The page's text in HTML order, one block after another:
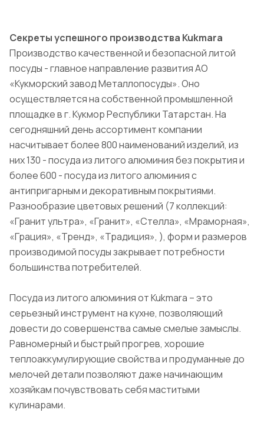
Секреты успешного производства Kukmara
Производство качественной и безопасной литой
посуды - главное направление развития АО
«Кукморский завод Металлопосуды». Оно
осуществляется на собственной промышленной
площадке в г. Кукмор Республики Татарстан. На
сегодняшний день ассортимент компании
насчитывает более 800 наименований изделий, из
них 130 - посуда из литого алюминия без покрытия и
более 600 - посуда из литого алюминия с
антипригарным и декоративным покрытиями.
Разнообразие цветовых решений (7 коллекций:
«Гранит ультра», «Гранит», «Стелла», «Мраморная»,
«Грация», «Тренд», «Традиция», ), форм и размеров
производимой посуды закрывает потребности
большинства потребителей.
Посуда из литого алюминия от Kukmara – это
серьезный инструмент на кухне, позволяющий
довести до совершенства самые смелые замыслы.
Равномерный и быстрый прогрев, хорошие
теплоаккумулирующие свойства и продуманные до
мелочей детали позволяют даже начинающим
хозяйкам почувствовать себя маститыми
кулинарами.